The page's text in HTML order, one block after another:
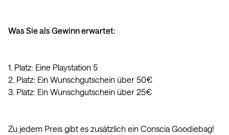
Was Sie als Gewinn erwartet:
1. Platz: Eine Playstation 5
2. Platz: Ein Wunschgutschein über 50€
3. Platz: Ein Wunschgutschein über 25€
Zu jedem Preis gibt es zusätzlich ein Conscia Goodiebag!